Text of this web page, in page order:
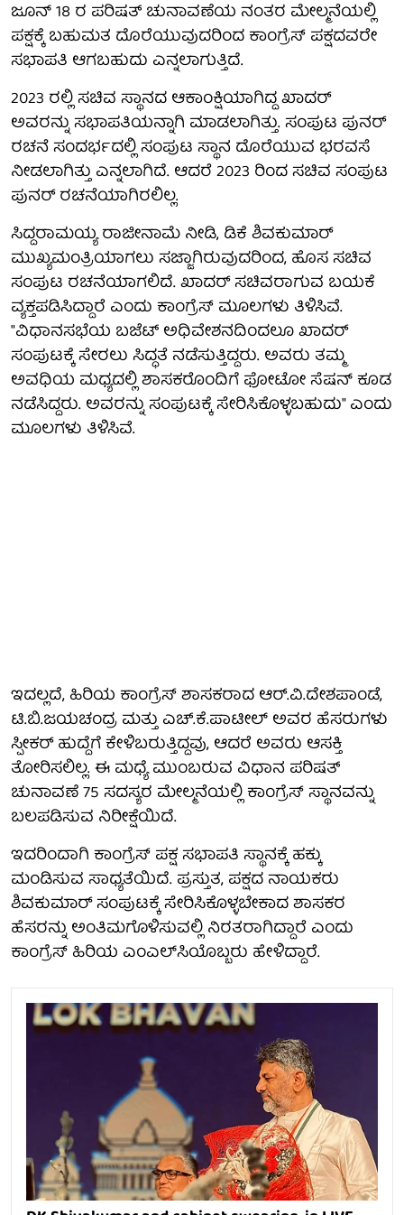
ಜೂನ್ 18 ರ ಪರಿಷತ್ ಚುನಾವಣೆಯ ನಂತರ ಮೇಲ್ಮನೆಯಲ್ಲಿ
ಪಕ್ಷಕ್ಕೆ ಬಹುಮತ ದೊರೆಯುವುದರಿಂದ ಕಾಂಗ್ರೆಸ್ ಪಕ್ಷದವರೇ
ಸಭಾಪತಿ ಆಗಬಹುದು ಎನ್ನಲಾಗುತ್ತಿದೆ.
2023 ರಲ್ಲಿ ಸಚಿವ ಸ್ಥಾನದ ಆಕಾಂಕ್ಷಿಯಾಗಿದ್ದ ಖಾದರ್
ಅವರನ್ನು ಸಭಾಪತಿಯನ್ನಾಗಿ ಮಾಡಲಾಗಿತ್ತು. ಸಂಪುಟ ಪುನರ್
ರಚನೆ ಸಂದರ್ಭದಲ್ಲಿ ಸಂಪುಟ ಸ್ಥಾನ ದೊರೆಯುವ ಭರವಸೆ
ನೀಡಲಾಗಿತ್ತು ಎನ್ನಲಾಗಿದೆ. ಆದರೆ 2023 ರಿಂದ ಸಚಿವ ಸಂಪುಟ
ಪುನರ್ ರಚನೆಯಾಗಿರಲಿಲ್ಲ.
ಸಿದ್ದರಾಮಯ್ಯ ರಾಜೀನಾಮೆ ನೀಡಿ, ಡಿಕೆ ಶಿವಕುಮಾರ್
ಮುಖ್ಯಮಂತ್ರಿಯಾಗಲು ಸಜ್ಜಾಗಿರುವುದರಿಂದ, ಹೊಸ ಸಚಿವ
ಸಂಪುಟ ರಚನೆಯಾಗಲಿದೆ. ಖಾದರ್ ಸಚಿವರಾಗುವ ಬಯಕೆ
ವ್ಯಕ್ತಪಡಿಸಿದ್ದಾರೆ ಎಂದು ಕಾಂಗ್ರೆಸ್ ಮೂಲಗಳು ತಿಳಿಸಿವೆ.
"ವಿಧಾನಸಭೆಯ ಬಜೆಟ್ ಅಧಿವೇಶನದಿಂದಲೂ ಖಾದರ್
ಸಂಪುಟಕ್ಕೆ ಸೇರಲು ಸಿದ್ಧತೆ ನಡೆಸುತ್ತಿದ್ದರು. ಅವರು ತಮ್ಮ
ಅವಧಿಯ ಮಧ್ಯದಲ್ಲಿ ಶಾಸಕರೊಂದಿಗೆ ಫೋಟೋ ಸೆಷನ್ ಕೂಡ
ನಡೆಸಿದ್ದರು. ಅವರನ್ನು ಸಂಪುಟಕ್ಕೆ ಸೇರಿಸಿಕೊಳ್ಳಬಹುದು" ಎಂದು
ಮೂಲಗಳು ತಿಳಿಸಿವೆ.
ಇದಲ್ಲದೆ, ಹಿರಿಯ ಕಾಂಗ್ರೆಸ್ ಶಾಸಕರಾದ ಆರ್.ವಿ.ದೇಶಪಾಂಡೆ,
ಟಿ.ಬಿ.ಜಯಚಂದ್ರ ಮತ್ತು ಎಚ್.ಕೆ.ಪಾಟೀಲ್ ಅವರ ಹೆಸರುಗಳು
ಸ್ಪೀಕರ್ ಹುದ್ದೆಗೆ ಕೇಳಿಬರುತ್ತಿದ್ದವು, ಆದರೆ ಅವರು ಆಸಕ್ತಿ
ತೋರಿಸಲಿಲ್ಲ. ಈ ಮಧ್ಯೆ ಮುಂಬರುವ ವಿಧಾನ ಪರಿಷತ್
ಚುನಾವಣೆ 75 ಸದಸ್ಯರ ಮೇಲ್ಮನೆಯಲ್ಲಿ ಕಾಂಗ್ರೆಸ್ ಸ್ಥಾನವನ್ನು
ಬಲಪಡಿಸುವ ನಿರೀಕ್ಷೆಯಿದೆ.
ಇದರಿಂದಾಗಿ ಕಾಂಗ್ರೆಸ್ ಪಕ್ಷ ಸಭಾಪತಿ ಸ್ಥಾನಕ್ಕೆ ಹಕ್ಕು
ಮಂಡಿಸುವ ಸಾಧ್ಯತೆಯಿದೆ. ಪ್ರಸ್ತುತ, ಪಕ್ಷದ ನಾಯಕರು
ಶಿವಕುಮಾರ್ ಸಂಪುಟಕ್ಕೆ ಸೇರಿಸಿಕೊಳ್ಳಬೇಕಾದ ಶಾಸಕರ
ಹೆಸರನ್ನು ಅಂತಿಮಗೊಳಿಸುವಲ್ಲಿ ನಿರತರಾಗಿದ್ದಾರೆ ಎಂದು
ಕಾಂಗ್ರೆಸ್ ಹಿರಿಯ ಎಂಎಲ್‌ಸಿಯೊಬ್ಬರು ಹೇಳಿದ್ದಾರೆ.